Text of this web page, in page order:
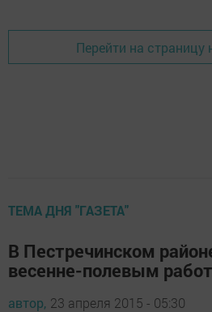
Перейти на страницу
ТЕМА ДНЯ "ГАЗЕТА"
В Пестречинском
весенне-полевым
автор, 23 апреля 2015 - 05:30